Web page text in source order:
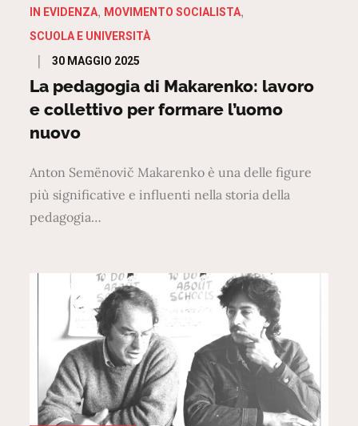
IN EVIDENZA
MOVIMENTO SOCIALISTA
SCUOLA E UNIVERSITÀ
Posted
on
30 MAGGIO 2025
La pedagogia di Makarenko: lavoro
e collettivo per formare l’uomo
nuovo
Anton Semënovič Makarenko è una delle figure
più significative e influenti nella storia della
pedagogia…